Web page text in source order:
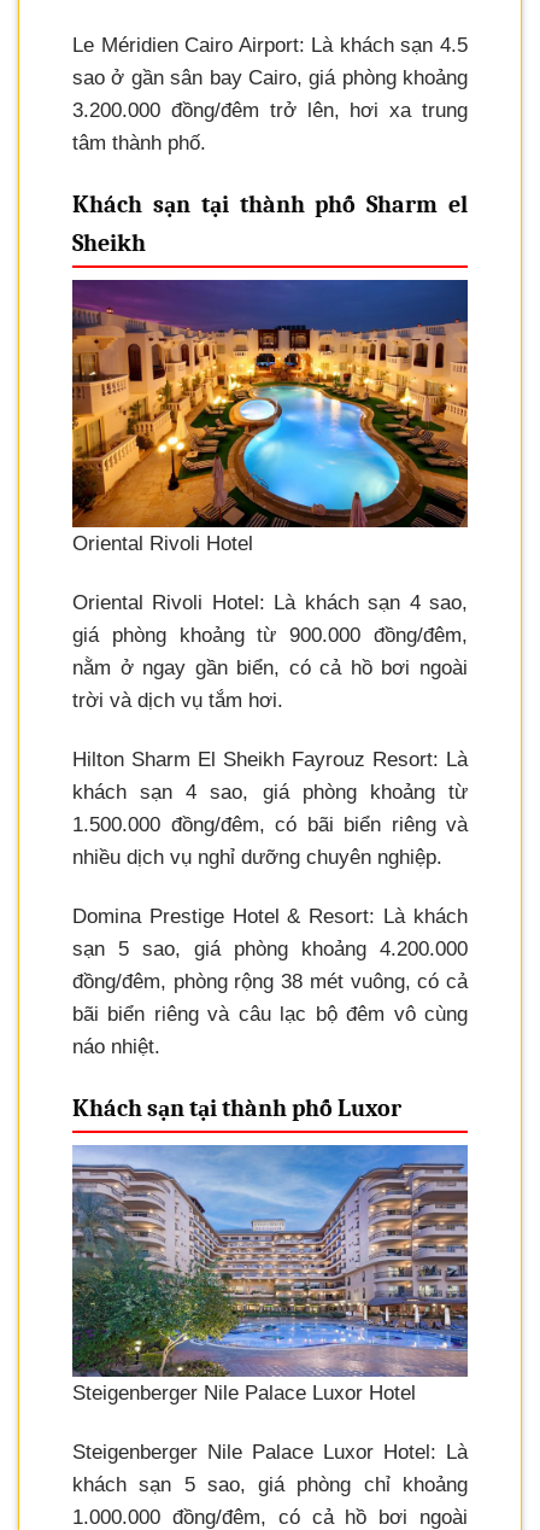
Le Méridien Cairo Airport: Là khách sạn 4.5
sao ở gần sân bay Cairo, giá phòng khoảng
3.200.000 đồng/đêm trở lên, hơi xa trung
tâm thành phố.
Khách sạn tại thành phố Sharm el
Sheikh
Oriental Rivoli Hotel
Oriental Rivoli Hotel: Là khách sạn 4 sao,
giá phòng khoảng từ 900.000 đồng/đêm,
nằm ở ngay gần biển, có cả hồ bơi ngoài
trời và dịch vụ tắm hơi.
Hilton Sharm El Sheikh Fayrouz Resort: Là
khách sạn 4 sao, giá phòng khoảng từ
1.500.000 đồng/đêm, có bãi biển riêng và
nhiều dịch vụ nghỉ dưỡng chuyên nghiệp.
Domina Prestige Hotel & Resort: Là khách
sạn 5 sao, giá phòng khoảng 4.200.000
đồng/đêm, phòng rộng 38 mét vuông, có cả
bãi biển riêng và câu lạc bộ đêm vô cùng
náo nhiệt.
Khách sạn tại thành phố Luxor
Steigenberger Nile Palace Luxor Hotel
Steigenberger Nile Palace Luxor Hotel: Là
khách sạn 5 sao, giá phòng chỉ khoảng
1.000.000 đồng/đêm, có cả hồ bơi ngoài